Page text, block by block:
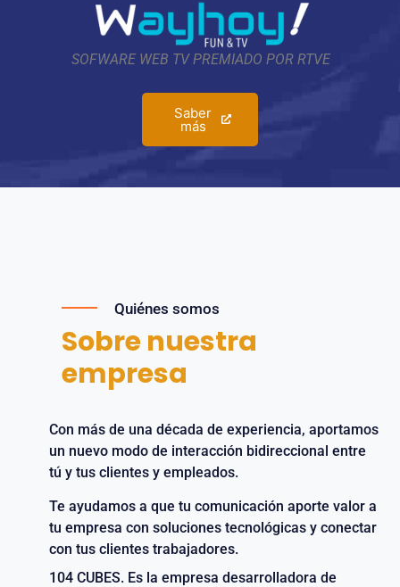
SOFWARE WEB TV PREMIADO POR RTVE
Saber
más
Quiénes somos
Sobre nuestra
empresa
Con más de una década de experiencia, aportamos
un nuevo modo de interacción bidireccional entre
tú y tus clientes y empleados.
Te ayudamos a que tu comunicación aporte valor a
tu empresa con soluciones tecnológicas y conectar
con tus clientes trabajadores.
104 CUBES. Es la empresa desarrolladora de